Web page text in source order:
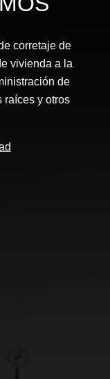
corretaje de
vivienda a la
de
raíces y otros